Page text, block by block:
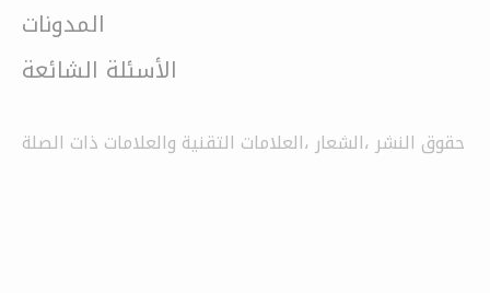
المدونات
الأسئلة الشائعة
حقوق النشر ،الشعار ،العلامات التقنية والعلامات ذات الصلة